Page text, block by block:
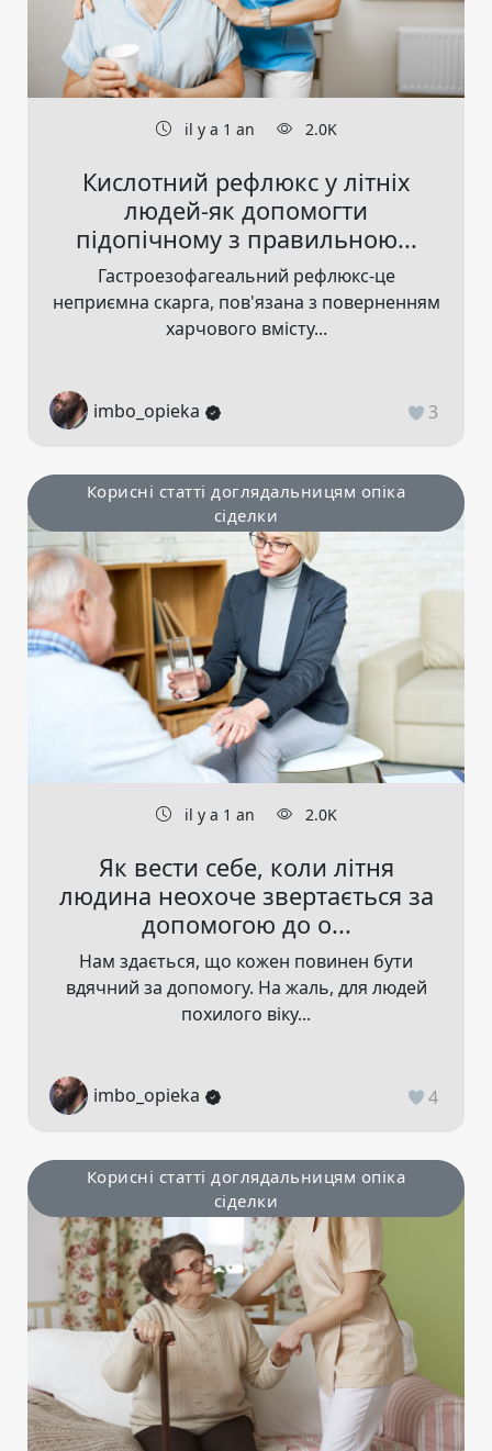
il y a 1 an 2.0K
Кислотний рефлюкс у літніх
людей-як допомогти
підопічному з правильною...
Гастроезофагеальний рефлюкс-це
неприємна скарга, пов'язана з поверненням
харчового вмісту...
imbo_opieka 3
Корисні статті доглядальницям опіка
сіделки
il y a 1 an 2.0K
Як вести себе, коли літня
людина неохоче звертається за
допомогою до о...
Нам здається, що кожен повинен бути
вдячний за допомогу. На жаль, для людей
похилого віку...
imbo_opieka 4
Корисні статті доглядальницям опіка
сіделки